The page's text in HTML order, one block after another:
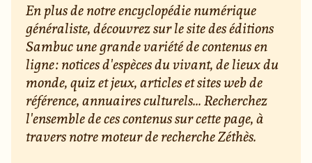
En plus de notre encyclopédie numérique
généraliste, découvrez sur le site des éditions
Sambuc une grande variété de contenus en
ligne : notices d'espèces du vivant, de lieux du
monde, quiz et jeux, articles et sites web de
référence, annuaires culturels... Recherchez
l'ensemble de ces contenus sur cette page, à
travers notre moteur de recherche Zéthès.